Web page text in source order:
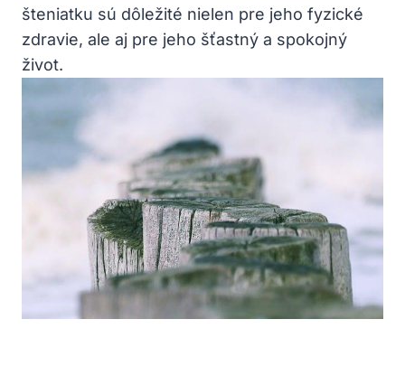
šteniatku sú dôležité nielen pre jeho fyzické
zdravie, ale aj pre jeho šťastný a spokojný
život.